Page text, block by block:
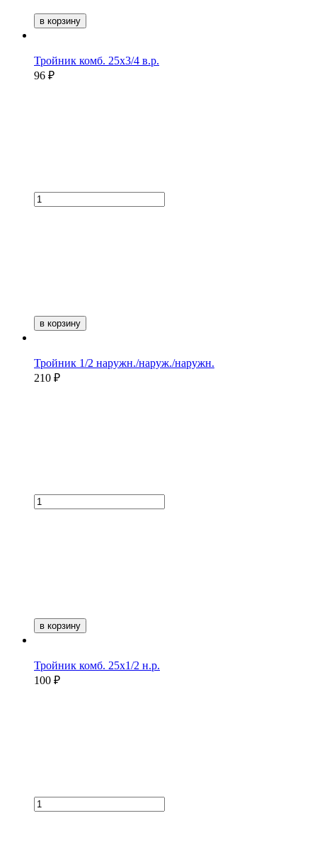
в корзину
Тройник комб. 25х3/4 в.р.
96 ₽
в корзину
Тройник 1/2 наружн./наруж./наружн.
210 ₽
в корзину
Тройник комб. 25х1/2 н.р.
100 ₽